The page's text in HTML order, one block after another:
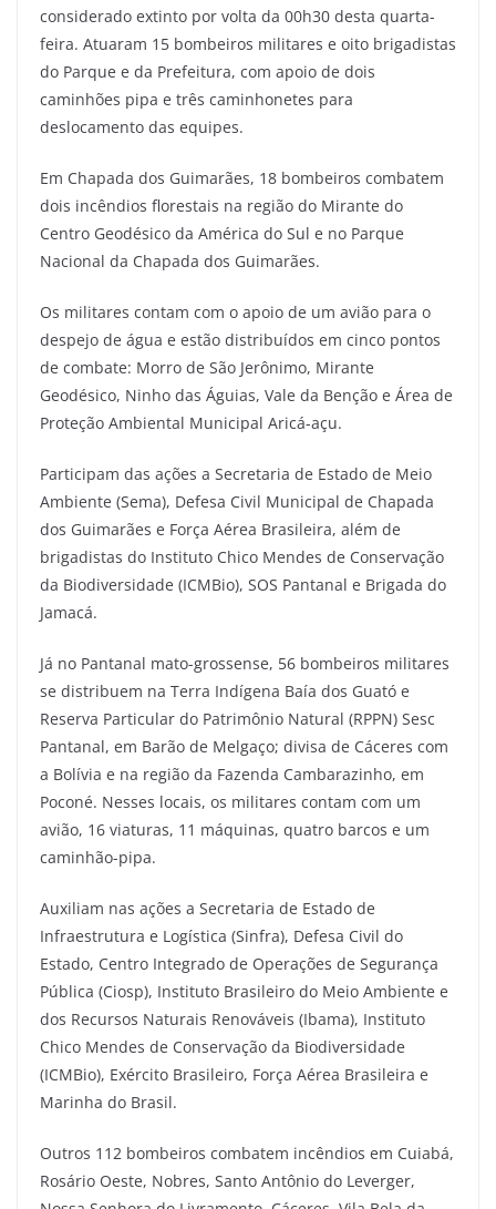
considerado extinto por volta da 00h30 desta quarta-
feira. Atuaram 15 bombeiros militares e oito brigadistas
do Parque e da Prefeitura, com apoio de dois
caminhões pipa e três caminhonetes para
deslocamento das equipes.
Em Chapada dos Guimarães, 18 bombeiros combatem
dois incêndios florestais na região do Mirante do
Centro Geodésico da América do Sul e no Parque
Nacional da Chapada dos Guimarães.
Os militares contam com o apoio de um avião para o
despejo de água e estão distribuídos em cinco pontos
de combate: Morro de São Jerônimo, Mirante
Geodésico, Ninho das Águias, Vale da Benção e Área de
Proteção Ambiental Municipal Aricá-açu.
Participam das ações a Secretaria de Estado de Meio
Ambiente (Sema), Defesa Civil Municipal de Chapada
dos Guimarães e Força Aérea Brasileira, além de
brigadistas do Instituto Chico Mendes de Conservação
da Biodiversidade (ICMBio), SOS Pantanal e Brigada do
Jamacá.
Já no Pantanal mato-grossense, 56 bombeiros militares
se distribuem na Terra Indígena Baía dos Guató e
Reserva Particular do Patrimônio Natural (RPPN) Sesc
Pantanal, em Barão de Melgaço; divisa de Cáceres com
a Bolívia e na região da Fazenda Cambarazinho, em
Poconé. Nesses locais, os militares contam com um
avião, 16 viaturas, 11 máquinas, quatro barcos e um
caminhão-pipa.
Auxiliam nas ações a Secretaria de Estado de
Infraestrutura e Logística (Sinfra), Defesa Civil do
Estado, Centro Integrado de Operações de Segurança
Pública (Ciosp), Instituto Brasileiro do Meio Ambiente e
dos Recursos Naturais Renováveis (Ibama), Instituto
Chico Mendes de Conservação da Biodiversidade
(ICMBio), Exército Brasileiro, Força Aérea Brasileira e
Marinha do Brasil.
Outros 112 bombeiros combatem incêndios em Cuiabá,
Rosário Oeste, Nobres, Santo Antônio do Leverger,